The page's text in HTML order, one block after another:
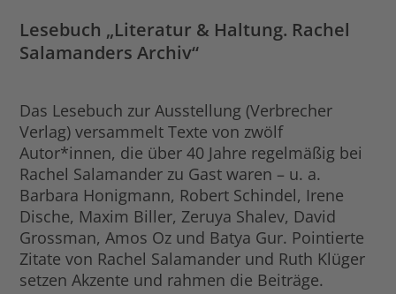
Lesebuch „Literatur & Haltung. Rachel
Salamanders Archiv“
Das Lesebuch zur Ausstellung (Verbrecher
Verlag) versammelt Texte von zwölf
Autor*innen, die über 40 Jahre regelmäßig bei
Rachel Salamander zu Gast waren – u. a.
Barbara Honigmann, Robert Schindel, Irene
Dische, Maxim Biller, Zeruya Shalev, David
Grossman, Amos Oz und Batya Gur. Pointierte
Zitate von Rachel Salamander und Ruth Klüger
setzen Akzente und rahmen die Beiträge.